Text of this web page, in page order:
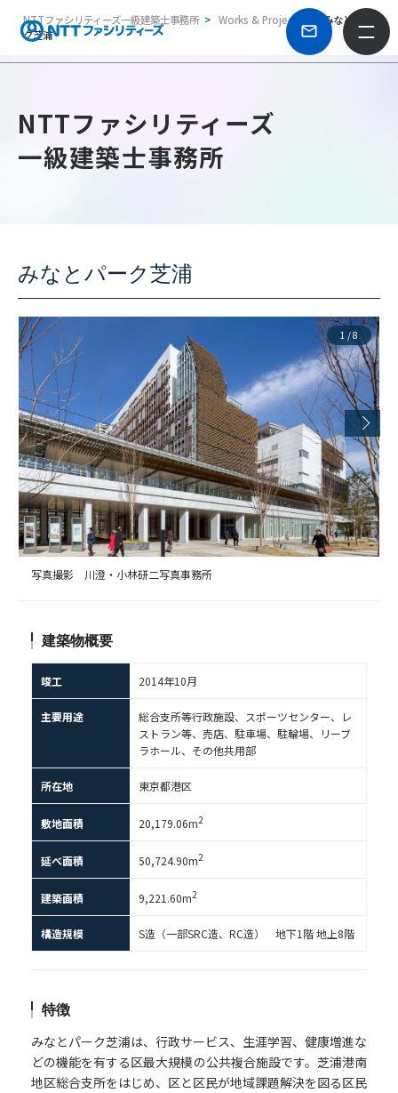
NTTファシリティーズ一級建築士事務所 Works & Projects
みなとパー
ク芝浦
NTTファシリティーズ
一級建築士事務所
みなとパーク芝浦
1 /8
写真撮影 川澄・小林研二写真事務所
建築物概要
竣工 2014年10月
主要用途
総合支所等行政施設、スポーツセンター、レ
ストラン等、売店、駐車場、駐輪場、リーブ
ラホール、その他共用部
所在地 東京都港区
敷地面積 20,179.06m2
延べ面積 50,724.90m2
建築面積 9,221.60m2
構造規模 S造（一部SRC造、RC造） 地下1階 地上8階
特徴
みなとパーク芝浦は、行政サービス、生涯学習、健康増進な
どの機能を有する区最大規模の公共複合施設です。芝浦港南
地区総合支所をはじめ、区と区民が地域課題解決を図る区民